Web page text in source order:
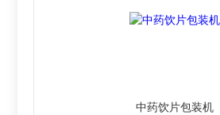
中药饮片包装机